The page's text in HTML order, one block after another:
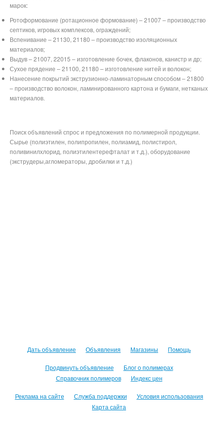
марок:
Ротоформование (ротационное формование) – 21007 – производство
септиков, игровых комплексов, ограждений;
Вспенивание – 21130, 21180 – производство изоляционных
материалов;
Выдув – 21007, 22015 – изготовление бочек, флаконов, канистр и др;
Сухое прядение – 21100, 21180 – изготовление нитей и волокон;
Нанесение покрытий экструзионно-ламинаторным способом – 21800
– производство волокон, ламинированного картона и бумаги, нетканых
материалов.
Поиск объявлений спрос и предложения по полимерной продукции.
Сырье (полиэтилен, полипропилен, полиамид, полистирол,
поливинилхлорид, полиэтилентерефталат и т.д.), оборудование
(экструдеры,агломераторы, дробилки и т.д.)
Дать объявление Объявления Магазины Помощь
Продвинуть объявление
Блог о полимерах
Справочник полимеров
Индекс цен
Реклама на сайте Служба поддержки
Условия использования
Карта сайта